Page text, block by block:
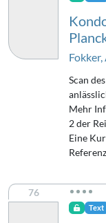
Scan
Mehr
2 der
Eine
76
Text